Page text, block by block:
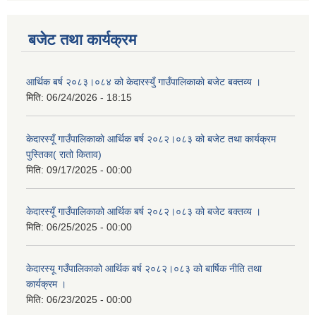
बजेट तथा कार्यक्रम
आर्थिक बर्ष २०८३।०८४ को केदारस्युँ गाउँपालिकाकाे बजेट बक्तव्य ।
मिति: 06/24/2026 - 18:15
केदारस्यूँ गाउँपालिकाकाे आर्थिक बर्ष २०८२।०८३ को बजेट तथा कार्यक्रम
पुस्तिका( रातो किताव)
मिति: 09/17/2025 - 00:00
केदारस्यूँ गाउँपालिकाको आर्थिक बर्ष २०८२।०८३ को बजेट बक्तव्य ।
मिति: 06/25/2025 - 00:00
केदारस्यू गउँपालिकाको आर्थिक बर्ष २०८२।०८३ को बार्षिक नीति तथा
कार्यक्रम ।
मिति: 06/23/2025 - 00:00